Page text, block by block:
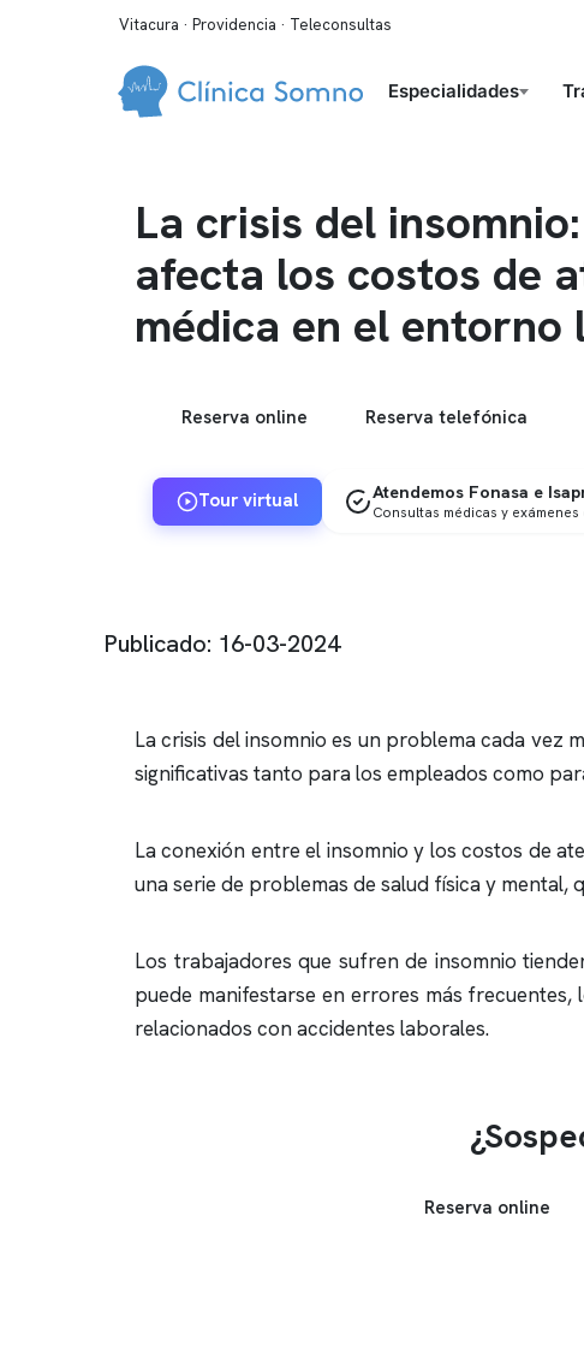
Vitacura · Providencia · Teleconsultas
Especialidades
La crisis del
afecta los costos de
médica en el entorno
Reserva online Reserva telefónica
Tour virtual Atendemos Fonasa e
Consultas médicas y
Publicado: 16-03-2024
La crisis delinsomnio es un problema cada vez
significativas tanto para los empleados como
La conexión entre el insomnio y los costos de
una serie de problemas de salud física y mental,
Los trabajadores que sufren de insomnio
puede manifestarse en errores más
relacionados con accidentes laborales.
Reserva online